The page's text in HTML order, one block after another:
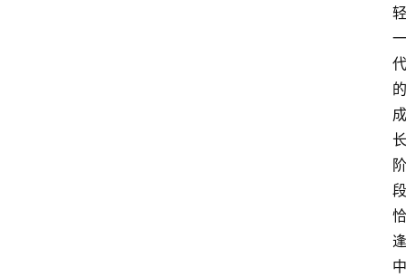
轻
一
代
的
成
长
阶
段
恰
逢
中